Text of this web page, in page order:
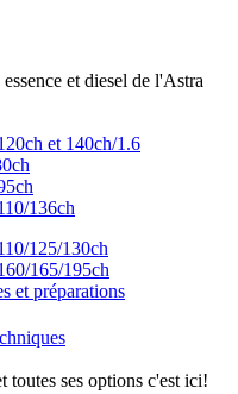
et diesel de l'Astra
et 140ch/1.6
136ch
125/130ch
165/195ch
et préparations
toutes ses options c'est ici!